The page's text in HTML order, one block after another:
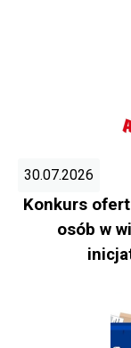
30.07.2026
Konkurs
osób w